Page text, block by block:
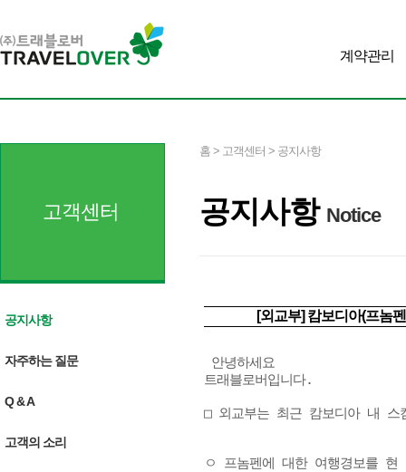
계약관리
고객센터
공지사항
자주하는 질문
Q & A
고객의 소리
홈 > 고객센터 > 공지사항
공지사항 Notice
[외교부] 캄보디아(프놈
안녕하세요
트래블로버입니다.
□ 외교부는 최근 캄보디아 내 스
ㅇ 프놈펜에 대한 여행경보를